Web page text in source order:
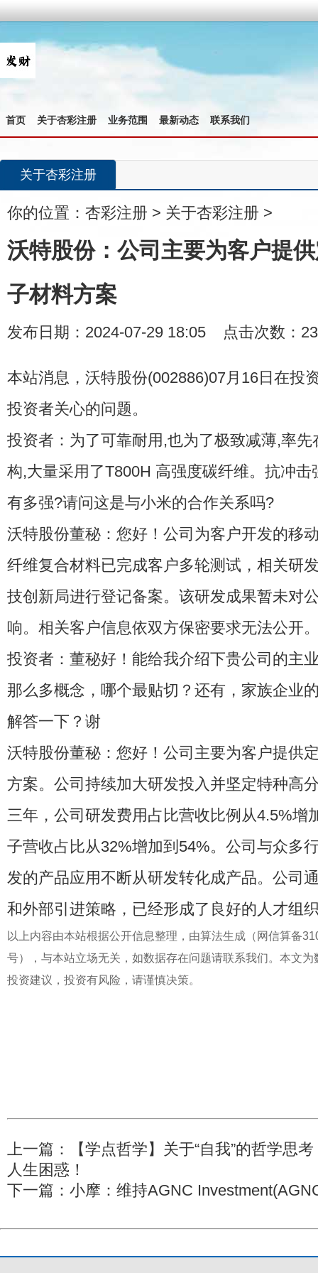
首页 关于杏彩注册 业务范围 最新动态 联系我们
关于杏彩注册
你的位置： 杏彩注册 > 关于杏彩注册 >
沃特股份：公司主要为客户提
子材料方案
发布日期：2024-07-29 18:05 点击次数：
本站消息，沃特股份(002886)07月16日在投
投资者关心的问题。
投资者：为了可靠耐用,也为了极致减薄,率
构,大量采用了T800H 高强度碳纤维。抗冲击
有多强?请问这是与小米的合作关系吗?
沃特股份董秘：您好！公司为客户开发的移
纤维复合材料已完成客户多轮测试，相关研
技创新局进行登记备案。该研发成果暂未对
响。相关客户信息依双方保密要求无法公开
投资者：董秘好！能给我介绍下贵公司的主
那么多概念，哪个最贴切？还有，家族企业
解答一下？谢
沃特股份董秘：您好！公司主要为客户提供
方案。公司持续加大研发投入并坚定特种高
三年，公司研发费用占比营收比例从4.5%增
子营收占比从32%增加到54%。公司与众多
发的产品应用不断从研发转化成产品。公司
和外部引进策略，已经形成了良好的人才组
以上内容由本站根据公开信息整理，由算法生成（网信算备
号），与本站立场无关，如数据存在问题请联系我们。本文
投资建议，投资有风险，请谨慎决策。
上一篇：
【学点哲学】关于“自我”的哲学思
人生困惑！
下一篇： 小摩：维持AGNC